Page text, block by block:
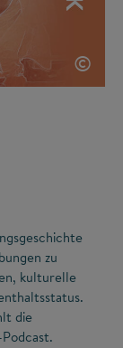
©
zu
kulturelle
die